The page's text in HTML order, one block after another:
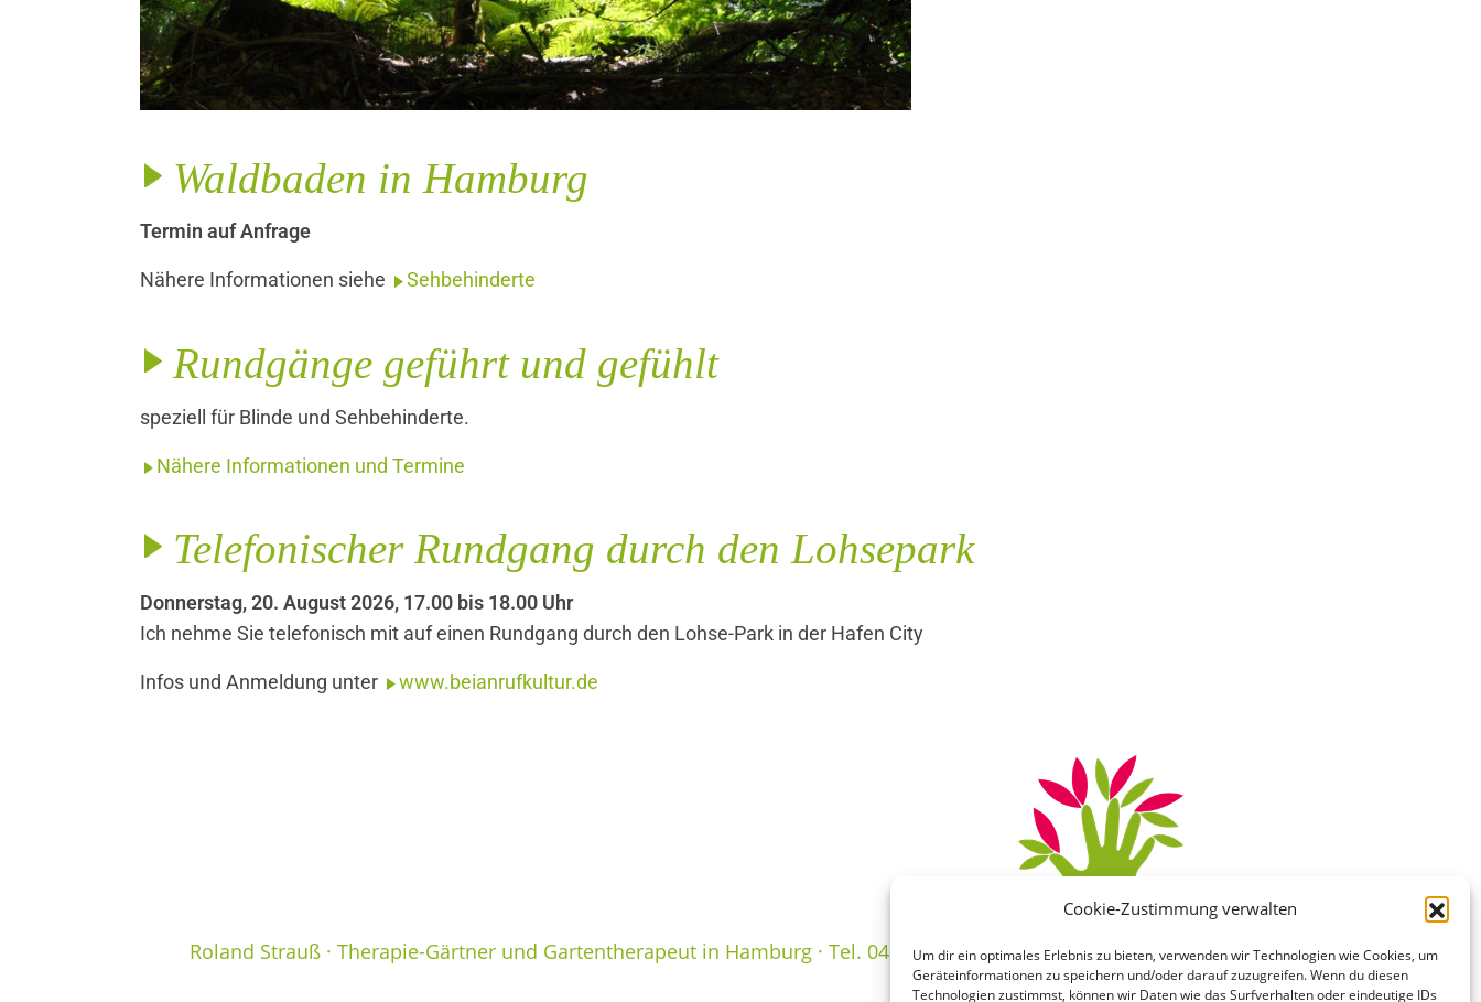
Cookie-Zustimmung verwalten
Um dir ein optimales Erlebnis zu bieten, verwenden wir Technologien wie Cookies, um
Geräteinformationen zu speichern und/oder darauf zuzugreifen. Wenn du diesen
Technologien zustimmst, können wir Daten wie das Surfverhalten oder eindeutige IDs
Waldbaden in Hamburg
Termin auf Anfrage
Nähere Informationen siehe Sehbehinderte
Rundgänge geführt und gefühlt
speziell für Blinde und Sehbehinderte.
Nähere Informationen und Termine
Telefonischer Rundgang durch den Lohsepark
Donnerstag, 20. August 2026, 17.00 bis 18.00 Uhr
Ich nehme Sie telefonisch mit auf einen Rundgang durch den Lohse-Park in der Hafen City
Infos und Anmeldung unter www.beianrufkultur.de
Roland Strauß · Therapie-Gärtner und Gartentherapeut in Hamburg · Tel. 040 / 696 596 46